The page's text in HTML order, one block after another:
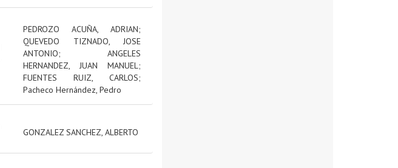
PEDROZO ACUÑA, ADRIAN;
QUEVEDO TIZNADO, JOSE
ANTONIO; ANGELES
HERNANDEZ, JUAN MANUEL;
FUENTES RUIZ, CARLOS;
Pacheco Hernández, Pedro
GONZALEZ SANCHEZ, ALBERTO